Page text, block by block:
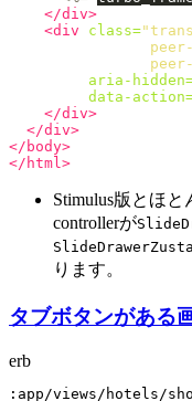
</div>
<div
class=
aria-
data-
</div>
</div>
</body>
</html>
Stimulus版とほ
controllerが
ります。
タブボタンがある
erb